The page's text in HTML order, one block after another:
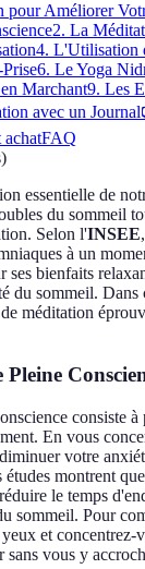
pour Améliorer
2. La
4. L'Utilisation
6. Le Yoga
Marchant9. Les
avec un Journal
achatFAQ
)
essentielle de
du sommeil
Selon l'INSEE
à un
ses bienfaits
du sommeil. Dans
méditation
consiste à
En vous
votre
études montrent
le temps
sommeil. Pour
et concentrez-
sans vous y